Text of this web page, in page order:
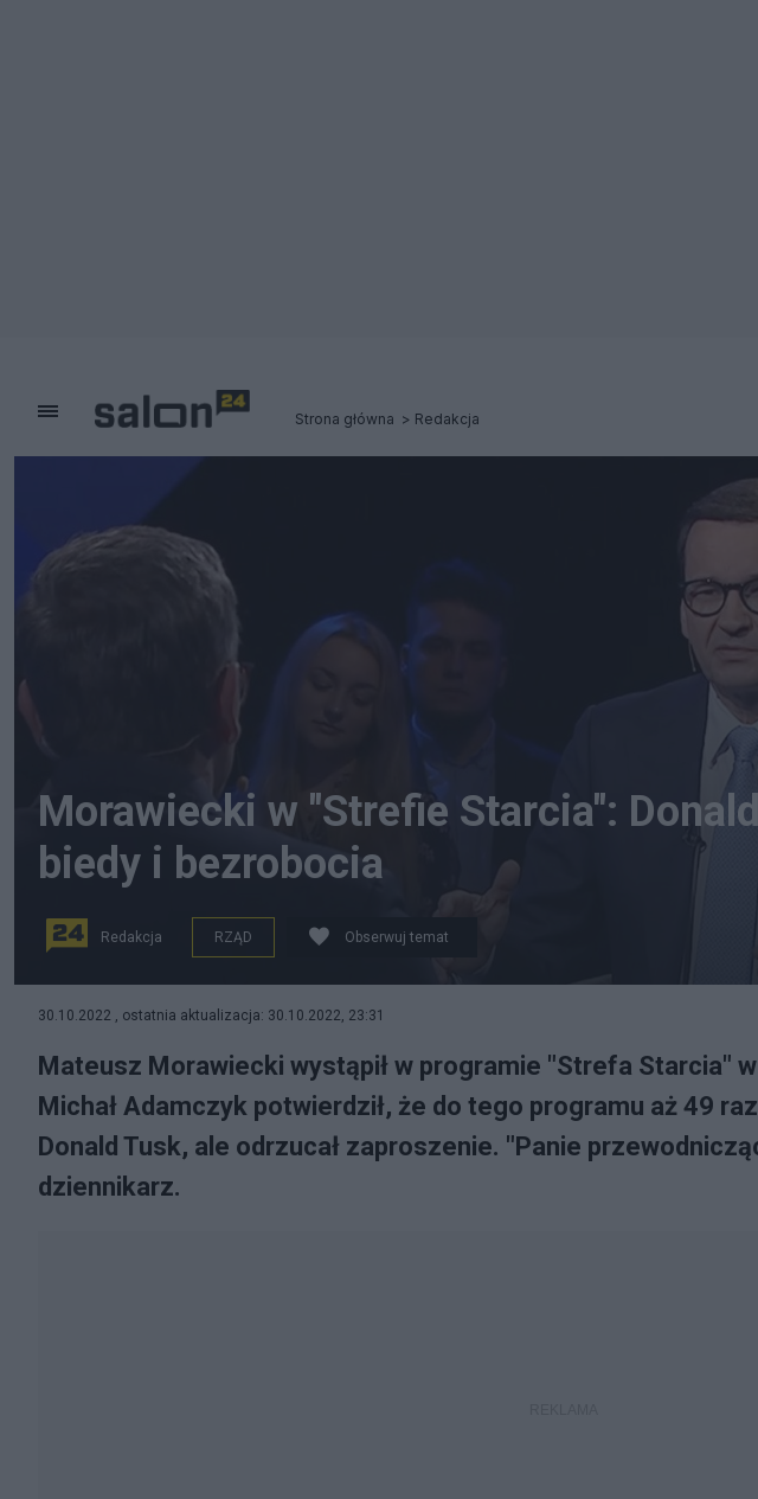
Strona główna Redakcja
Morawiecki w "Strefie Starcia":
biedy i bezrobocia
Redakcja RZĄD Obserwuj temat
30.10.2022 , ostatnia aktualizacja: 30.10.2022, 23:31
Mateusz Morawiecki wystąpił w programie "Strefa Starcia"
Michał Adamczyk potwierdził, że do tego programu aż 49
Donald Tusk, ale odrzucał zaproszenie. "Panie
dziennikarz.